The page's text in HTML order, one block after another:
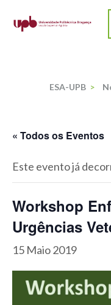
ESA-UPB >
« Todos os Eventos
Este evento já
Workshop
Urgências
15 Maio 2019